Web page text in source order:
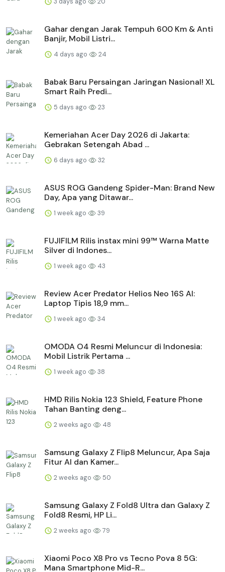
Gahar dengan Jarak Tempuh 600 Km & Anti
Banjir, Mobil Listri...
4 days ago 24
Babak Baru Persaingan Jaringan Nasional! XL
Smart Raih Predi...
5 days ago 23
Kemeriahan Acer Day 2026 di Jakarta:
Gebrakan Setengah Abad ...
6 days ago 32
ASUS ROG Gandeng Spider-Man: Brand New
Day, Apa yang Ditawar...
1 week ago 39
FUJIFILM Rilis instax mini 99™ Warna Matte
Silver di Indones...
1 week ago 43
Review Acer Predator Helios Neo 16S AI:
Laptop Tipis 18,9 mm...
1 week ago 34
OMODA O4 Resmi Meluncur di Indonesia:
Mobil Listrik Pertama ...
1 week ago 38
HMD Rilis Nokia 123 Shield, Feature Phone
Tahan Banting deng...
2 weeks ago 48
Samsung Galaxy Z Flip8 Meluncur, Apa Saja
Fitur AI dan Kamer...
2 weeks ago 50
Samsung Galaxy Z Fold8 Ultra dan Galaxy Z
Fold8 Resmi, HP Li...
2 weeks ago 79
Xiaomi Poco X8 Pro vs Tecno Pova 8 5G:
Mana Smartphone Mid-R...